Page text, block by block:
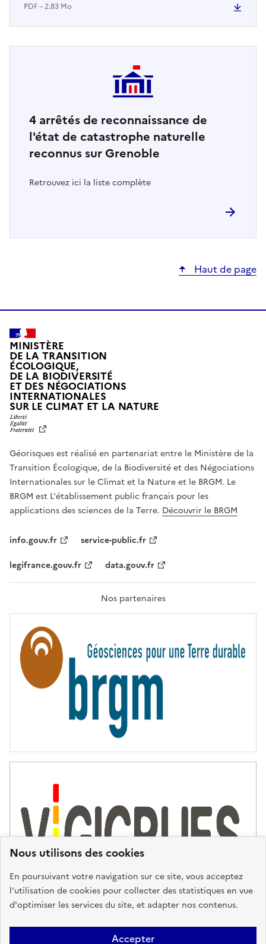
Nous utilisons des cookies
En poursuivant votre navigation sur ce site, vous acceptez
l’utilisation de cookies pour collecter des statistiques en vue
d'optimiser les services du site, et adapter nos contenus.
Accepter
PDF – 2.83 Mo
4 arrêtés de reconnaissance de
l'état de catastrophe naturelle
reconnus sur Grenoble
Retrouvez ici la liste complète
Haut de page
MINISTÈRE
DE LA TRANSITION
ÉCOLOGIQUE,
DE LA BIODIVERSITÉ
ET DES NÉGOCIATIONS
INTERNATIONALES
SUR LE CLIMAT ET LA NATUREL
T
É
,
É
G
A
L
F
A
T
R
T
É
Géorisques est réalisé en partenariat entre le Ministère de la
Transition Écologique, de la Biodiversité et des Négociations
Internationales sur le Climat et la Nature et le BRGM. Le
BRGM est L'établissement public français pour les
applications des sciences de la Terre. Découvrir le BRGM
info.gouv.fr
service-public.fr
legifrance.gouv.fr
data.gouv.fr
Nos partenaires
Plan du site Accessibilité : partiellement conforme Mentions